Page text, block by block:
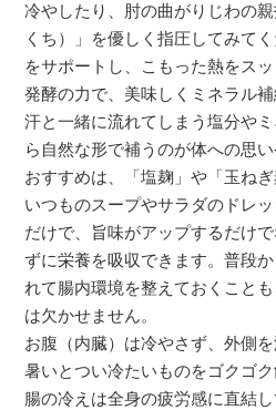
冷やしたり、肘の曲がりじわの
くち）」を優しく指圧してみて
をサポートし、こもった熱をスッ
発酵の力で、美味しくミネラル補
汗と一緒に流れてしまう塩分や
ら自然な形で補うのが体への思い
おすすめは、「塩麹」や「玉ね
いつものスープやサラダのドレ
だけで、旨味がアップするだけ
ずに栄養を吸収できます。普段
れて腸内環境を整えておくこと
は欠かせません。
お腹（内臓）は冷やさず、外側を
暑いとつい冷たいものをゴクゴ
腸の冷えは全身の疲労感に直結